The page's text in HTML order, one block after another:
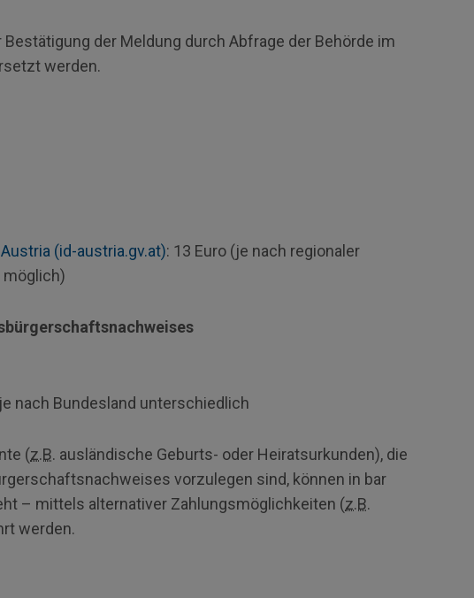
der Meldung durch Abfrage der Behörde im
werden.
Austria (id-austria.gv.at): 13 Euro (je nach regionaler
möglich)
nach Bundesland unterschiedlich
(z.B. ausländische Geburts- oder Heiratsurkunden), die
vorzulegen sind, können in bar
– mittels alternativer Zahlungsmöglichkeiten (z.B.
werden.